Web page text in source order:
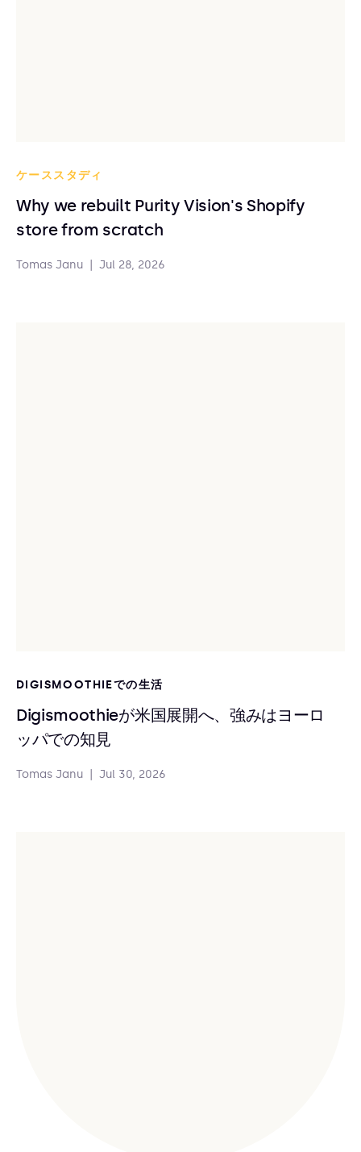
ケーススタディ
Why we rebuilt Purity Vision's Shopify
store from scratch
Tomas Janu Jul 28, 2026
DIGISMOOTHIEでの生活
Digismoothieが米国展開へ、強みはヨーロ
ッパでの知見
Tomas Janu Jul 30, 2026